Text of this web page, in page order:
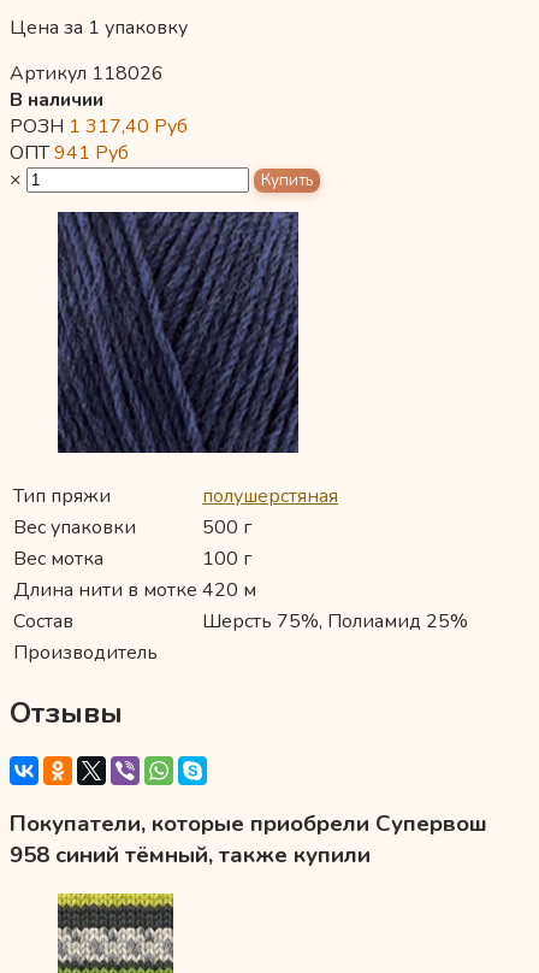
Цена за 1 упаковку
Артикул 118026
В наличии
РОЗН 1 317,40 Руб
ОПТ941 Руб
×
Тип пряжи
полушерстяная
Вес упаковки
500 г
Вес мотка
100 г
Длина нити в мотке 420 м
Состав
Шерсть 75%, Полиамид 25%
Производитель
Отзывы
Покупатели, которые приобрели Супервош
958 синий тёмный, также купили